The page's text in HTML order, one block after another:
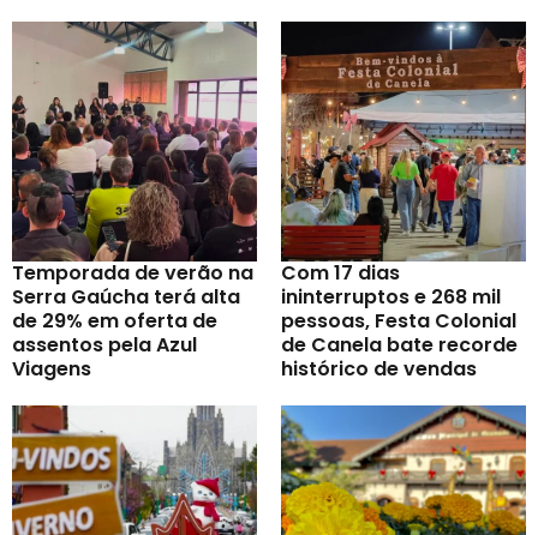
Temporada de verão na
Serra Gaúcha terá alta
de 29% em oferta de
assentos pela Azul
Viagens
Com 17 dias
ininterruptos e 268 mil
pessoas, Festa Colonial
de Canela bate recorde
histórico de vendas